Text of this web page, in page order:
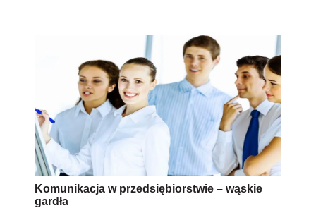
Komunikacja w przedsiębiorstwie – wąskie
gardła